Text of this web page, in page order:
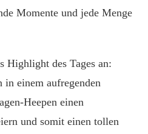
Momente und jede Menge
Highlight des Tages an:
in einem aufregenden
Heepen einen
und somit einen tollen